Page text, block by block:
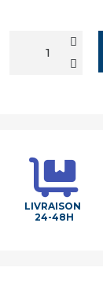
LIVRAISON
24-48H